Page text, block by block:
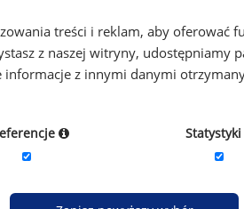
darmowy kod dostępu weź udział
treści i reklam, aby oferować
z naszej witryny, udostępniamy
informacje z innymi danymi
Statystyki